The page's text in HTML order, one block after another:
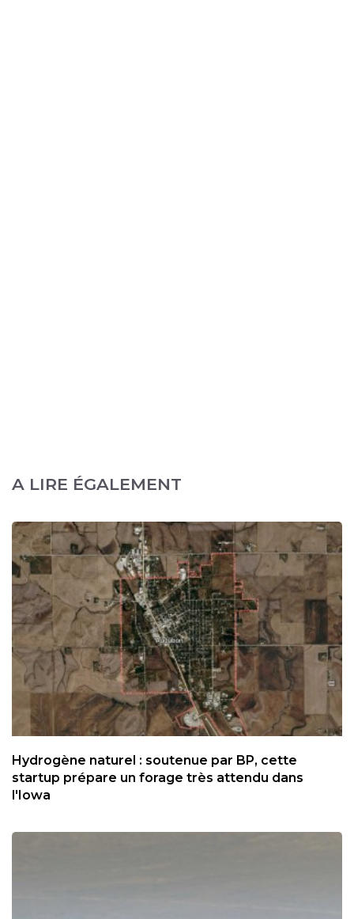
A LIRE ÉGALEMENT
Hydrogène naturel : soutenue par BP, cette
startup prépare un forage très attendu dans
l'Iowa